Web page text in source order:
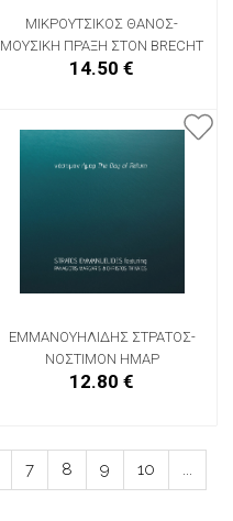
ΜΙΚΡΟΥΤΣΙΚΟΣ ΘΑΝΟΣ-
ΜΟΥΣΙΚΗ ΠΡΑΞΗ ΣΤΟΝ BRECHT
14.50 €
ΕΜΜΑΝΟΥΗΛΙΔΗΣ ΣΤΡΑΤΟΣ-
ΝΟΣΤΙΜΟΝ ΗΜΑΡ
12.80 €
7 8 9 10